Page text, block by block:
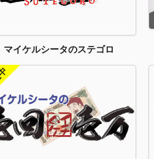
マイケルシータのステゴロ